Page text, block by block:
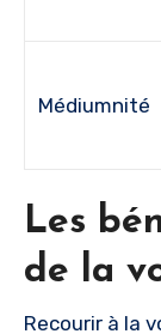
Médiumnité
Les
de la
Recourir à la